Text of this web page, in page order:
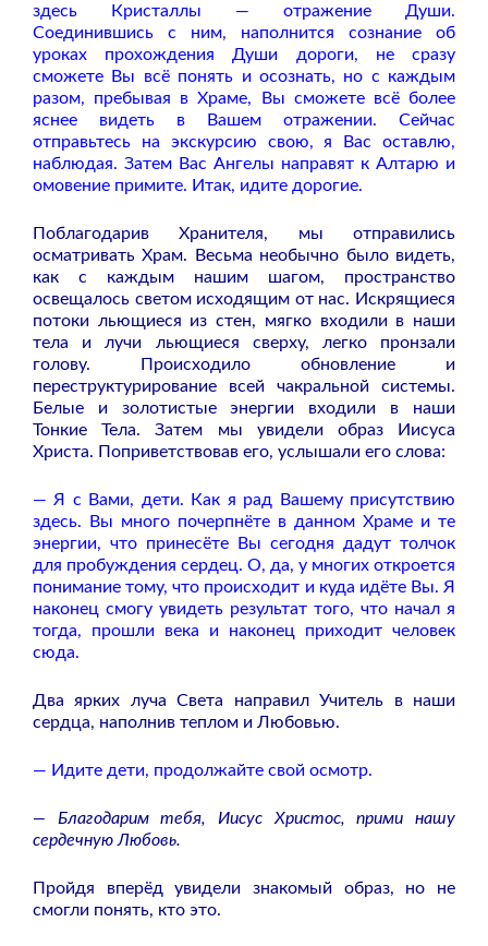
здесь Кристаллы — отражение Души.
Соединившись с ним, наполнится сознание об
уроках прохождения Души дороги, не сразу
сможете Вы всё понять и осознать, но с каждым
разом, пребывая в Храме, Вы сможете всё более
яснее видеть в Вашем отражении. Сейчас
отправьтесь на экскурсию свою, я Вас оставлю,
наблюдая. Затем Вас Ангелы направят к Алтарю и
омовение примите. Итак, идите дорогие.
Поблагодарив Хранителя, мы отправились
осматривать Храм. Весьма необычно было видеть,
как с каждым нашим шагом, пространство
освещалось светом исходящим от нас. Искрящиеся
потоки льющиеся из стен, мягко входили в наши
тела и лучи льющиеся сверху, легко пронзали
голову. Происходило обновление и
переструктурирование всей чакральной системы.
Белые и золотистые энергии входили в наши
Тонкие Тела. Затем мы увидели образ Иисуса
Христа. Поприветствовав его, услышали его слова:
— Я с Вами, дети. Как я рад Вашему присутствию
здесь. Вы много почерпнёте в данном Храме и те
энергии, что принесёте Вы сегодня дадут толчок
для пробуждения сердец. О, да, у многих откроется
понимание тому, что происходит и куда идёте Вы. Я
наконец смогу увидеть результат того, что начал я
тогда, прошли века и наконец приходит человек
сюда.
Два ярких луча Света направил Учитель в наши
сердца, наполнив теплом и Любовью.
— Идите дети, продолжайте свой осмотр.
— Благодарим тебя, Иисус Христос, прими нашу
сердечную Любовь.
Пройдя вперёд увидели знакомый образ, но не
смогли понять, кто это.